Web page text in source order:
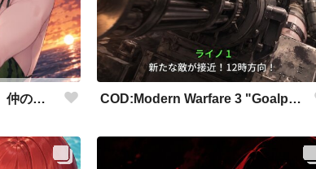
スイカの日だそうなので、仲の良い先輩後輩でスイカ割り（意味深） COD:Modern Warfare 3 "Goalpost"